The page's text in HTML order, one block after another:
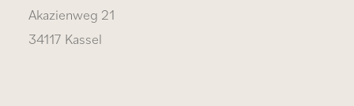
Akazienweg 21
34117 Kassel